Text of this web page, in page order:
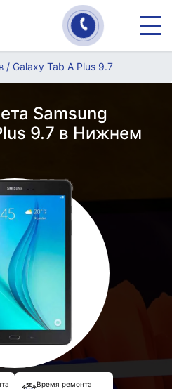
/ Galaxy Tab A Plus 9.7
Samsung
9.7 в Нижнем
Время ремонта